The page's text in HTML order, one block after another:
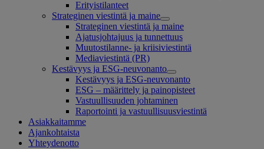
Erityistilanteet
Strateginen viestintä ja maine
Strateginen viestintä ja maine
Ajatusjohtajuus ja tunnettuus
Muutostilanne- ja kriisiviestintä
Mediaviestintä (PR)
Kestävyys ja ESG-neuvonanto
Kestävyys ja ESG-neuvonanto
ESG – määrittely ja painopisteet
Vastuullisuuden johtaminen
Raportointi ja vastuullisuusviestintä
Asiakkaitamme
Ajankohtaista
Yhteydenotto